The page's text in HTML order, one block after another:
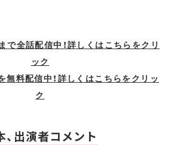
全話配信中！詳しくはこちらをクリ
ック
料配信中！詳しくはこちらをクリッ
ク
、出演者コメント